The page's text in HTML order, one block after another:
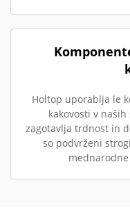
Holtop uporablja le
kakovosti v
zagotavlja trdnost in
so podvrženi